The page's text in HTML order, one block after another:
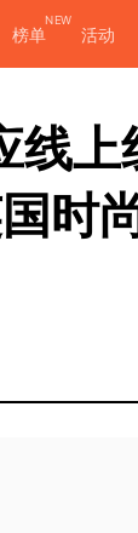
榜单
NEW
活动
上
时